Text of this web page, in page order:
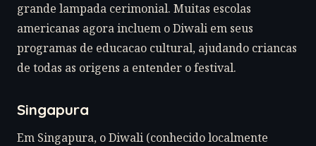
grande lampada cerimonial. Muitas escolas
americanas agora incluem o Diwali em seus
programas de educacao cultural, ajudando criancas
de todas as origens a entender o festival.
Singapura
Em Singapura, o Diwali (conhecido localmente